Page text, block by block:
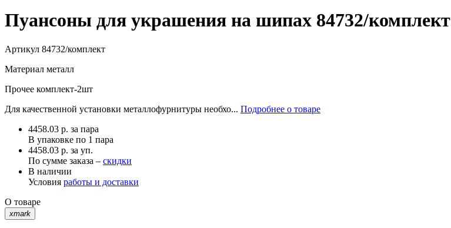
Пуансоны для украшения на шипах 84732/комплект
Артикул 84732/комплект
Материал металл
Прочее комплект-2шт
Для качественной установки металлофурнитуры необхо... Подробнее о товаре
4458.03 р. за пара
В упаковке по 1 пара
4458.03 р. за уп.
По сумме заказа – скидки
В наличии
Условия работы и доставки
О товаре
xmark